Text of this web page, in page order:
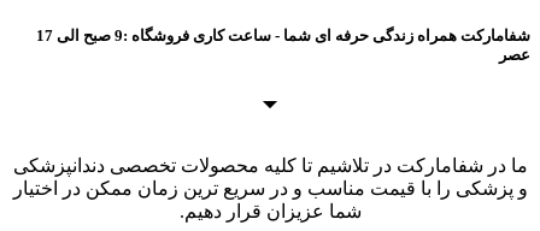
شفامارکت همراه زندگی حرفه ای شما - ساعت کاری فروشگاه :9 صبح الی 17
عصر
ما در شفامارکت در تلاشیم تا کلیه محصولات تخصصی دندانپزشکی
و پزشکی را با قیمت مناسب و در سریع ترین زمان ممکن در اختیار
شما عزیزان قرار دهیم.